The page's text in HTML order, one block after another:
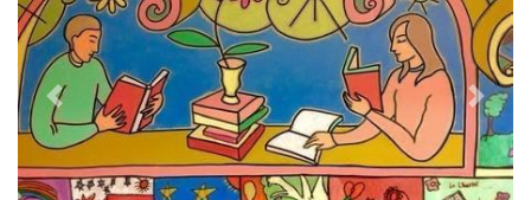
Previous Next